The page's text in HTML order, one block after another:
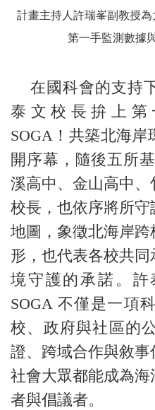
計畫主持人許瑞峯副教授
第一手監測數據
在國科會的支持
泰文校長拚上第
SOGA！共築北海
開序幕，隨後五所
溪高中、金山高中
校長，也依序將所
地圖，象徵北海岸
形，也代表各校共
境守護的承諾。許
SOGA 不僅是一項
校、政府與社區的
證、跨域合作與敘
社會大眾都能成為
者與倡議者。